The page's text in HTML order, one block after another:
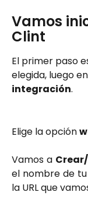
Vamos
Clint
El primer paso
elegida, luego en
integración.
Elige la opción
Vamos a
el nombre de
la URL que